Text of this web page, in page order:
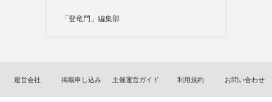
「登竜門」編集部
運営会社 掲載申し込み 主催運営ガイド 利用規約 お問い合わせ